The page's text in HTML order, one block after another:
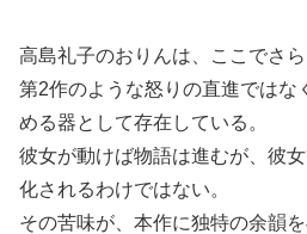
高島礼子のおりんは、ここでさら
第2作のような怒りの直進ではな
める器として存在している。
彼女が動けば物語は進むが、彼
化されるわけではない。
その苦味が、本作に独特の余韻を